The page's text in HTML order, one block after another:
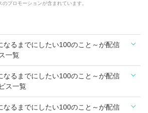
プロモーションが含まれています。
なるまでにしたい100のこと～が配信
一覧
なるまでにしたい100のこと～が配信
ス一覧
なるまでにしたい100のこと～が配信